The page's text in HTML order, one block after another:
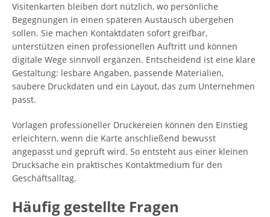
Visitenkarten bleiben dort nützlich, wo persönliche
Begegnungen in einen späteren Austausch übergehen
sollen. Sie machen Kontaktdaten sofort greifbar,
unterstützen einen professionellen Auftritt und können
digitale Wege sinnvoll ergänzen. Entscheidend ist eine klare
Gestaltung: lesbare Angaben, passende Materialien,
saubere Druckdaten und ein Layout, das zum Unternehmen
passt.
Vorlagen professioneller Druckereien können den Einstieg
erleichtern, wenn die Karte anschließend bewusst
angepasst und geprüft wird. So entsteht aus einer kleinen
Drucksache ein praktisches Kontaktmedium für den
Geschäftsalltag.
Häufig gestellte Fragen